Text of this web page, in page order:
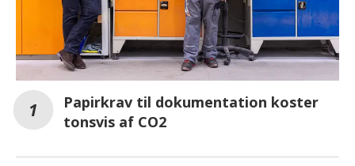
Papirkrav til dokumentation koster
tonsvis af CO2